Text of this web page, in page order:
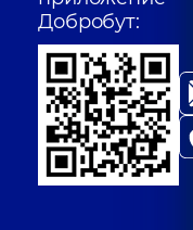
Добробут: